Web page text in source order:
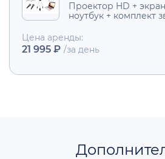
Проектор HD +
ноутбук + комплект
Цена аренды:
21 995 ₽ /за день